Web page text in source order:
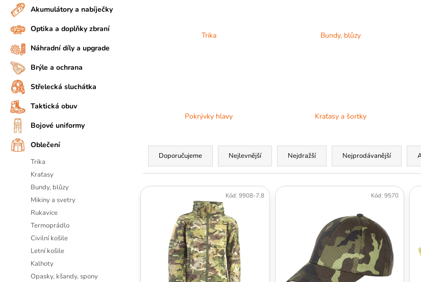
n
n
p
a
e
Akumulátory a nabíječky
Optika a doplňky zbraní
Náhradní díly a upgrade
Brýle a ochrana
Střelecká sluchátka
Taktická obuv
Bojové uniformy
Oblečení
Trika
Kraťasy
Bundy, blůzy
Mikiny a svetry
Rukavice
Termoprádlo
Civilní košile
Letní košile
Kalhoty
Opasky, kšandy, spony
Trika Bundy, blůzy
Pokrývky hlavy Kraťasy a šortky
Ř
z
e
Doporučujeme Nejlevnější Nejdražší Nejprodávanější
V
Kód: 9908-7.8 Kód: 9570
A
J
Í
T
?
D
o
p
o
r
u
č